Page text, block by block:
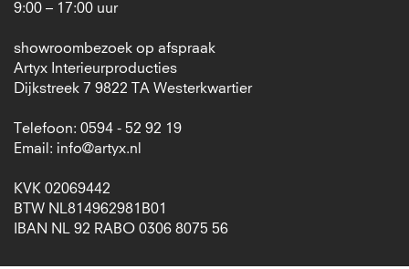
9:00 – 17:00 uur
showroombezoek op afspraak
Artyx Interieurproducties
Dijkstreek 7 9822 TA Westerkwartier
Telefoon: 0594 - 52 92 19
Email: info@artyx.nl
KVK 02069442
BTW NL814962981B01
IBAN NL 92 RABO 0306 8075 56